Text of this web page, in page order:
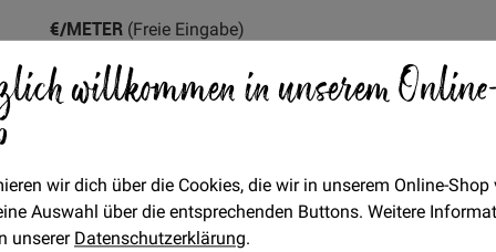
willkommen in unserem
wir dich über die Cookies, die wir in unserem Online-Shop
Auswahl über die entsprechenden Buttons. Weitere
unsererDatenschutzerklärung.
18,00 €
€/METER (Freie Eingabe)
Menge